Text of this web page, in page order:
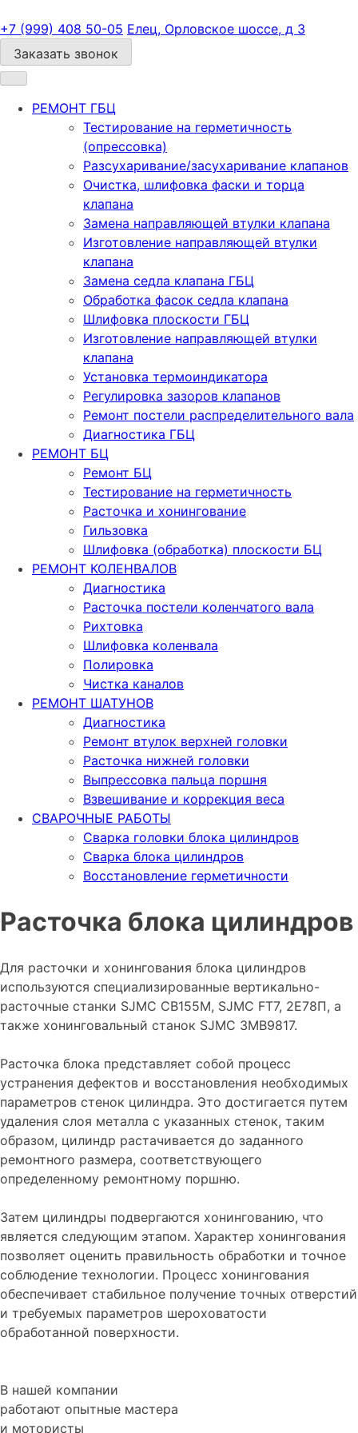
+7 (999) 408 50-05 Елец, Орловское шоссе, д 3
Заказать звонок
РЕМОНТ ГБЦ
Тестирование на герметичность
(опрессовка)
Разсухаривание/засухаривание клапанов
Очистка, шлифовка фаски и торца
клапана
Замена направляющей втулки клапана
Изготовление направляющей втулки
клапана
Замена седла клапана ГБЦ
Обработка фасок седла клапана
Шлифовка плоскости ГБЦ
Изготовление направляющей втулки
клапана
Установка термоиндикатора
Регулировка зазоров клапанов
Ремонт постели распределительного вала
Диагностика ГБЦ
РЕМОНТ БЦ
Ремонт БЦ
Тестирование на герметичность
Расточка и хонингование
Гильзовка
Шлифовка (обработка) плоскости БЦ
РЕМОНТ КОЛЕНВАЛОВ
Диагностика
Расточка постели коленчатого вала
Рихтовка
Шлифовка коленвала
Полировка
Чистка каналов
РЕМОНТ ШАТУНОВ
Диагностика
Ремонт втулок верхней головки
Расточка нижней головки
Выпрессовка пальца поршня
Взвешивание и коррекция веса
СВАРОЧНЫЕ РАБОТЫ
Сварка головки блока цилиндров
Сварка блока цилиндров
Восстановление герметичности
Расточка блока цилиндров
Для расточки и хонингования блока цилиндров
используются специализированные вертикально-
расточные станки SJMC CB155M, SJMC FT7, 2Е78П, а
также хонинговальный станок SJMC 3MB9817.
Расточка блока представляет собой процесс
устранения дефектов и восстановления необходимых
параметров стенок цилиндра. Это достигается путем
удаления слоя металла с указанных стенок, таким
образом, цилиндр растачивается до заданного
ремонтного размера, соответствующего
определенному ремонтному поршню.
Затем цилиндры подвергаются хонингованию, что
является следующим этапом. Характер хонингования
позволяет оценить правильность обработки и точное
соблюдение технологии. Процесс хонингования
обеспечивает стабильное получение точных отверстий
и требуемых параметров шероховатости
обработанной поверхности.
В нашей компании
работают опытные мастера
и мотористы